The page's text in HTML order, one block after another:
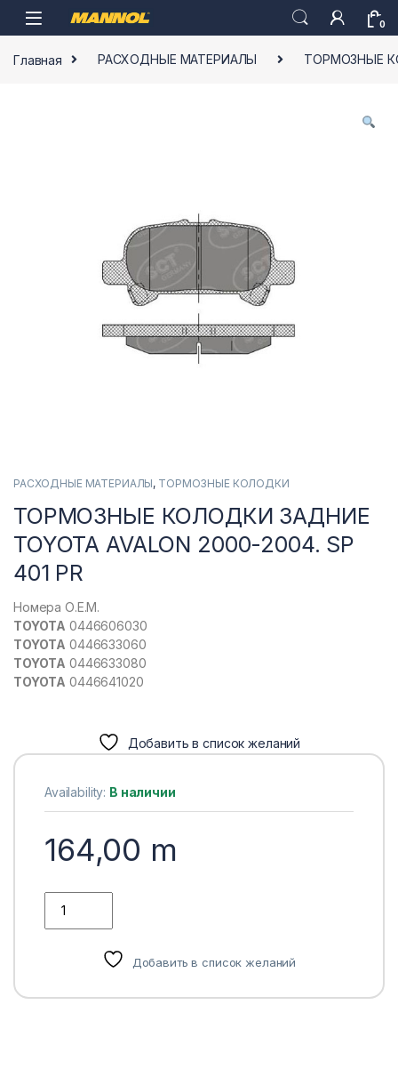
Skip to navigation
Skip to content
0
Главная РАСХОДНЫЕ МАТЕРИАЛЫ ТОРМОЗНЫЕ
РАСХОДНЫЕ МАТЕРИАЛЫ, ТОРМОЗНЫЕ КОЛОДКИ
ТОРМОЗНЫЕ КОЛОДКИ ЗАДНИЕ
TOYOTA AVALON 2000-2004. SP
401 PR
Номера О.Е.М.
TOYOTA 0446606030
TOYOTA 0446633060
TOYOTA 0446633080
TOYOTA 0446641020
Добавить в список желаний
Availability: В наличии
164,00 m
Добавить в список желаний